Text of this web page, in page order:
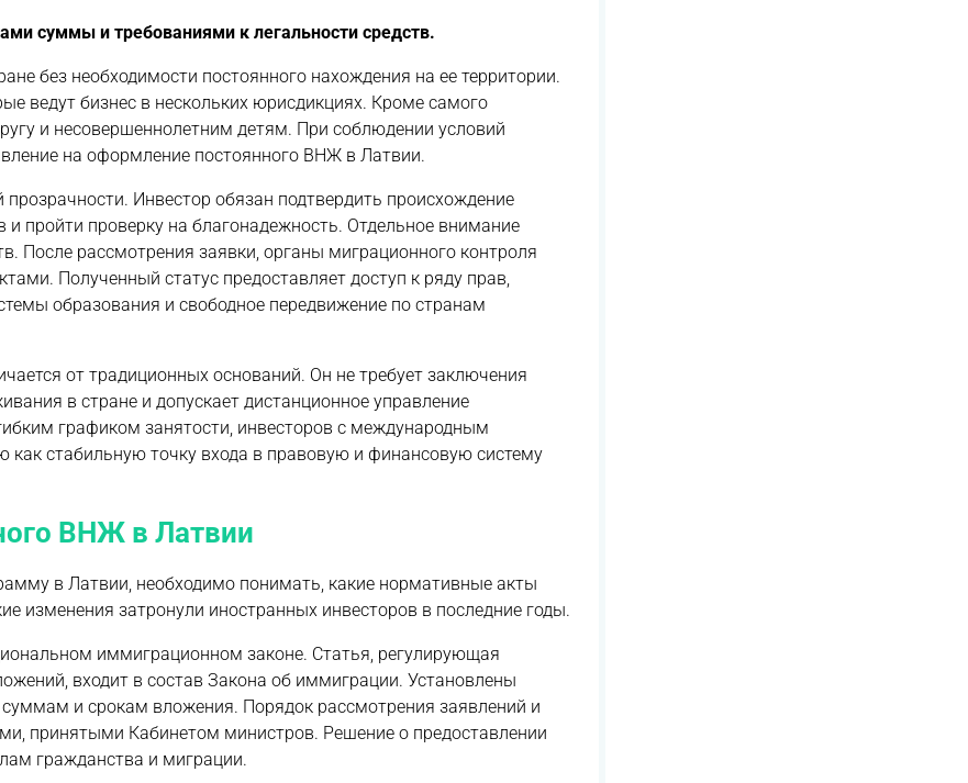
суммы и требованиями к легальности средств.
без необходимости постоянного нахождения на ее территории.
ведут бизнес в нескольких юрисдикциях. Кроме самого
и несовершеннолетним детям. При соблюдении условий
на оформление постоянного ВНЖ в Латвии.
Инвестор обязан подтвердить происхождение
пройти проверку на благонадежность. Отдельное внимание
После рассмотрения заявки, органы миграционного контроля
Полученный статус предоставляет доступ к ряду прав,
образования и свободное передвижение по странам
от традиционных оснований. Он не требует заключения
в стране и допускает дистанционное управление
графиком занятости, инвесторов с международным
стабильную точку входа в правовую и финансовую систему
ВНЖ в Латвии
в Латвии, необходимо понимать, какие нормативные акты
изменения затронули иностранных инвесторов в последние годы.
иммиграционном законе. Статья, регулирующая
входит в состав Закона об иммиграции. Установлены
и срокам вложения. Порядок рассмотрения заявлений и
принятыми Кабинетом министров. Решение о предоставлении
гражданства и миграции.